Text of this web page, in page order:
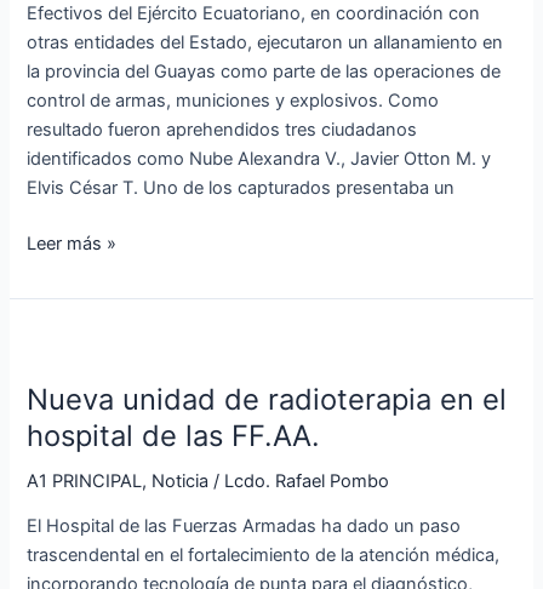
Efectivos del Ejército Ecuatoriano, en coordinación con
otras entidades del Estado, ejecutaron un allanamiento en
la provincia del Guayas como parte de las operaciones de
control de armas, municiones y explosivos. Como
resultado fueron aprehendidos tres ciudadanos
identificados como Nube Alexandra V., Javier Otton M. y
Elvis César T. Uno de los capturados presentaba un
Aragua
Leer más »
Nueva unidad de radioterapia en el
hospital de las FF.AA.
A1 PRINCIPAL, Noticia / Lcdo. Rafael Pombo
El Hospital de las Fuerzas Armadas ha dado un paso
trascendental en el fortalecimiento de la atención médica,
incorporando tecnología de punta para el diagnóstico,
de
radioterapia
el
hospital
las